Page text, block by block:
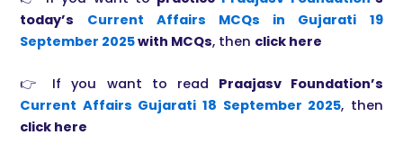
today’s Current Affairs MCQs in Gujarati 19
September 2025with MCQs, then click here
👉 If you want to read Praajasv Foundation’s
Current Affairs Gujarati 18 September 2025, then
click here